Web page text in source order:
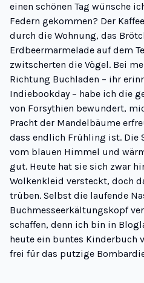
einen schönen Tag wünsche
Federn gekommen? Der
durch die Wohnung, das
Erdbeermarmelade auf dem
zwitscherten die Vögel. Bei
Richtung Buchladen – ihr
Indiebookday– habe ich die
von Forsythien bewundert,
Pracht der Mandelbäume
dass endlich Frühling ist. Die
vom blauen Himmel und
gut. Heute hat sie sich zwar
Wolkenkleid versteckt, doch
trüben. Selbst die laufende
Buchmesseerkältungskopf
schaffen, denn ich bin in
heute ein buntes Kinderbuch
frei für das putzige